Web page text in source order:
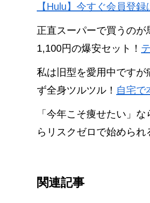
【Hulu】今すぐ会員登録
正直スーパーで買うの
1,100円の爆安セット！
私は旧型を愛用中です
ず全身ツルツル！ 自宅で
「今年こそ痩せたい」
らリスクゼロで始められ
関連記事